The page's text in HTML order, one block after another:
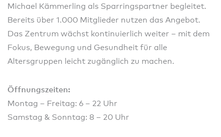
Michael Kämmerling als Sparringspartner begleitet.
Bereits über 1.000 Mitglieder nutzen das Angebot.
Das Zentrum wächst kontinuierlich weiter – mit dem
Fokus, Bewegung und Gesundheit für alle
Altersgruppen leicht zugänglich zu machen.
Öffnungszeiten:
Montag – Freitag: 6 – 22 Uhr
Samstag & Sonntag: 8 – 20 Uhr